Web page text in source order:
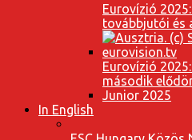
Eurovízió
továbbjutói és
Eurovízió
második
Junior 2025
In English